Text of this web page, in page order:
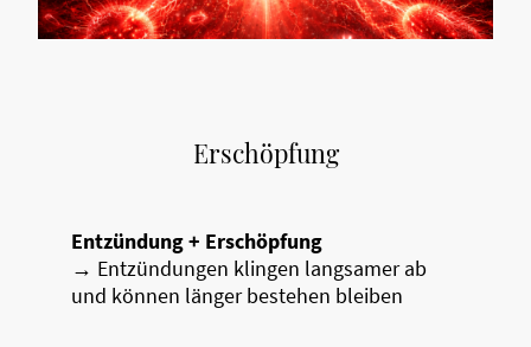
Erschöpfung
Entzündung + Erschöpfung
→ Entzündungen klingen langsamer ab
und können länger bestehen bleiben